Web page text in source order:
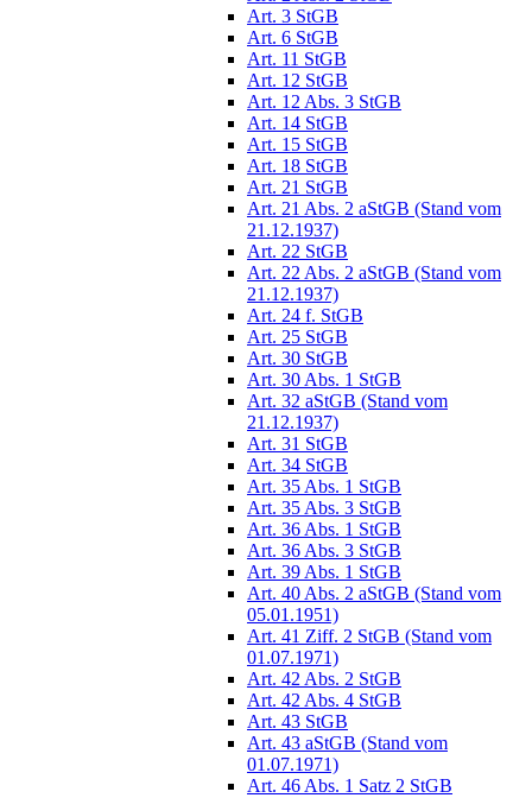
Art. 3 StGB
Art. 6 StGB
Art. 11 StGB
Art. 12 StGB
Art. 12 Abs. 3 StGB
Art. 14 StGB
Art. 15 StGB
Art. 18 StGB
Art. 21 StGB
Art. 21 Abs. 2 aStGB (Stand vom
21.12.1937)
Art. 22 StGB
Art. 22 Abs. 2 aStGB (Stand vom
21.12.1937)
Art. 24 f. StGB
Art. 25 StGB
Art. 30 StGB
Art. 30 Abs. 1 StGB
Art. 32 aStGB (Stand vom
21.12.1937)
Art. 31 StGB
Art. 34 StGB
Art. 35 Abs. 1 StGB
Art. 35 Abs. 3 StGB
Art. 36 Abs. 1 StGB
Art. 36 Abs. 3 StGB
Art. 39 Abs. 1 StGB
Art. 40 Abs. 2 aStGB (Stand vom
05.01.1951)
Art. 41 Ziff. 2 StGB (Stand vom
01.07.1971)
Art. 42 Abs. 2 StGB
Art. 42 Abs. 4 StGB
Art. 43 StGB
Art. 43 aStGB (Stand vom
01.07.1971)
Art. 46 Abs. 1 Satz 2 StGB